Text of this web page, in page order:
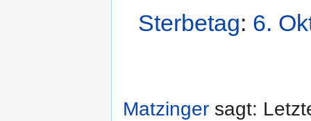
Sterbetag: 6.
Matzinger sagt: